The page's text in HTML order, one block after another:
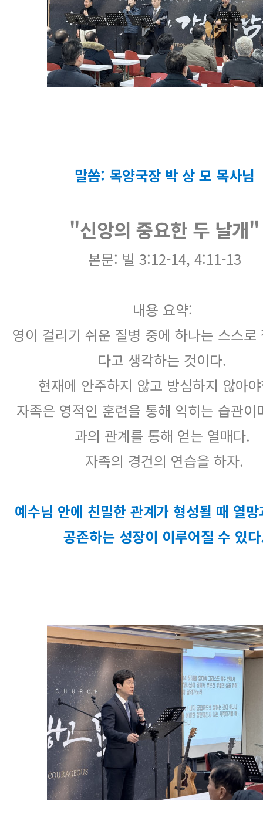
말씀: 목양국장 박 상 모 목사님
"신앙의 중요한 두 날개"
본문: 빌 3:12-14, 4:11-13
내용 요약:
영이 걸리기 쉬운 질병 중에 하나는 스스로
다고 생각하는 것이다.
현재에 안주하지 않고 방심하지 않아
자족은 영적인 훈련을 통해 익히는 습관이
과의 관계를 통해 얻는 열매다.
자족의 경건의 연습을 하자.
예수님 안에 친밀한 관계가 형성될 때 열
공존하는 성장이 이루어질 수 있